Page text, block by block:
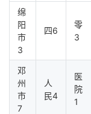
绵
阳
市
3
四6
零
3
邓
州
市
7
人
民4
医
院
1